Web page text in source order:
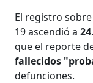
El registro
19 ascendió a
que el reporte
fallecidos
defunciones.